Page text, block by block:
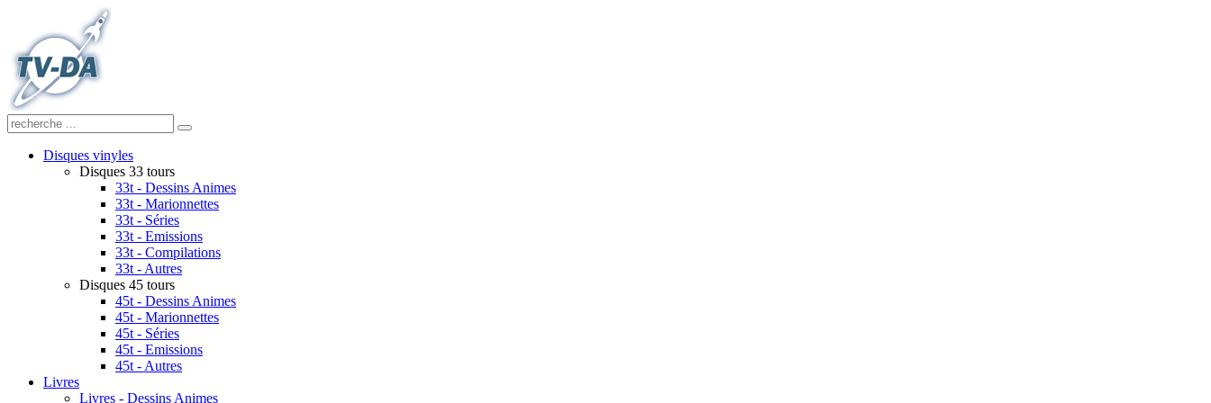
Disques vinyles
Disques 33 tours
33t - Dessins Animes
33t - Marionnettes
33t - Séries
33t - Emissions
33t - Compilations
33t - Autres
Disques 45 tours
45t - Dessins Animes
45t - Marionnettes
45t - Séries
45t - Emissions
45t - Autres
Livres
Livres - Dessins Animes